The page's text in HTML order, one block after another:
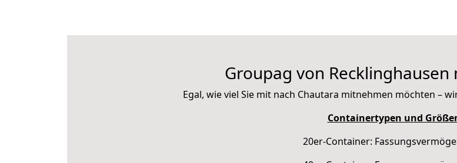
Groupag von Recklinghausen
Egal, wie viel Sie mit nach Chautara mitnehmen möchten –
Containertypen und
20er-Container: